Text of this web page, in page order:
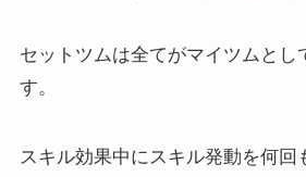
セットツムは全てがマイツムとし
す。
スキル効果中にスキル発動を何回